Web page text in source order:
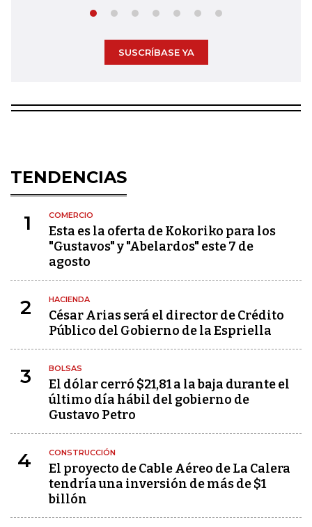
SUSCRÍBASE YA
TENDENCIAS
1 COMERCIO
Esta es la oferta de Kokoriko para los
"Gustavos" y "Abelardos" este 7 de
agosto
2 HACIENDA
César Arias será el director de Crédito
Público del Gobierno de la Espriella
3 BOLSAS
El dólar cerró $21,81 a la baja durante el
último día hábil del gobierno de
Gustavo Petro
4 CONSTRUCCIÓN
El proyecto de Cable Aéreo de La Calera
tendría una inversión de más de $1
billón